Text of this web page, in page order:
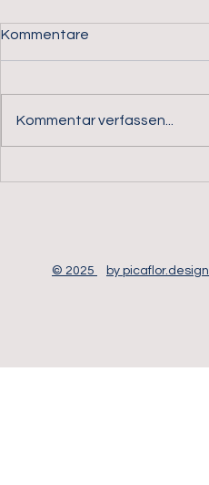
Kommentare
Kommentar verfassen...
© 2025 by picaflor.design